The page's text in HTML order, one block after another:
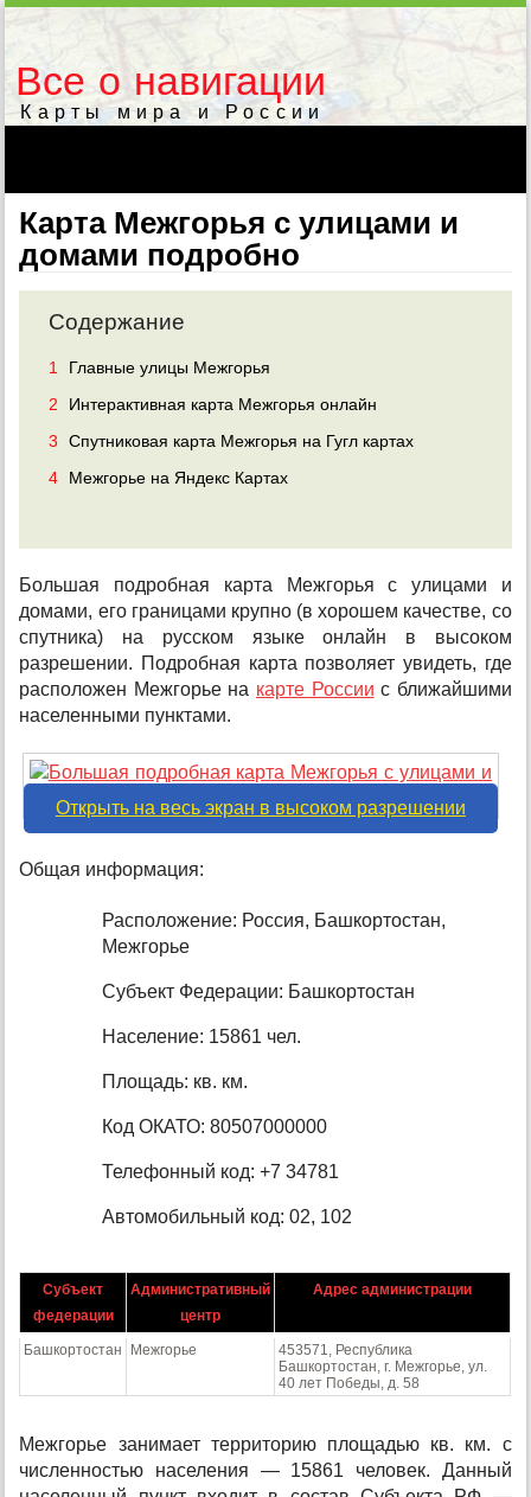
Все о навигации
Карты мира и России
Карта Межгорья с улицами и
домами подробно
Содержание
1
Главные улицы Межгорья
2
Интерактивная карта Межгорья онлайн
3
Спутниковая карта Межгорья на Гугл картах
4
Межгорье на Яндекс Картах
Большая подробная карта Межгорья с улицами и
домами, его границами крупно (в хорошем качестве, со
спутника) на русском языке онлайн в высоком
разрешении. Подробная карта позволяет увидеть, где
расположен Межгорье на карте России с ближайшими
населенными пунктами.
Открыть на весь экран в высоком разрешении
Общая информация:
Расположение: Россия, Башкортостан,
Межгорье
Субъект Федерации: Башкортостан
Население: 15861 чел.
Площадь: кв. км.
Код ОКАТО: 80507000000
Телефонный код: +7 34781
Автомобильный код: 02, 102
Субъект
федерации
Административный
центр
Адрес администрации
Башкортостан Межгорье
453571, Республика
Башкортостан, г. Межгорье, ул.
40 лет Победы, д. 58
Межгорье занимает территорию площадью кв. км. с
численностью населения — 15861 человек. Данный